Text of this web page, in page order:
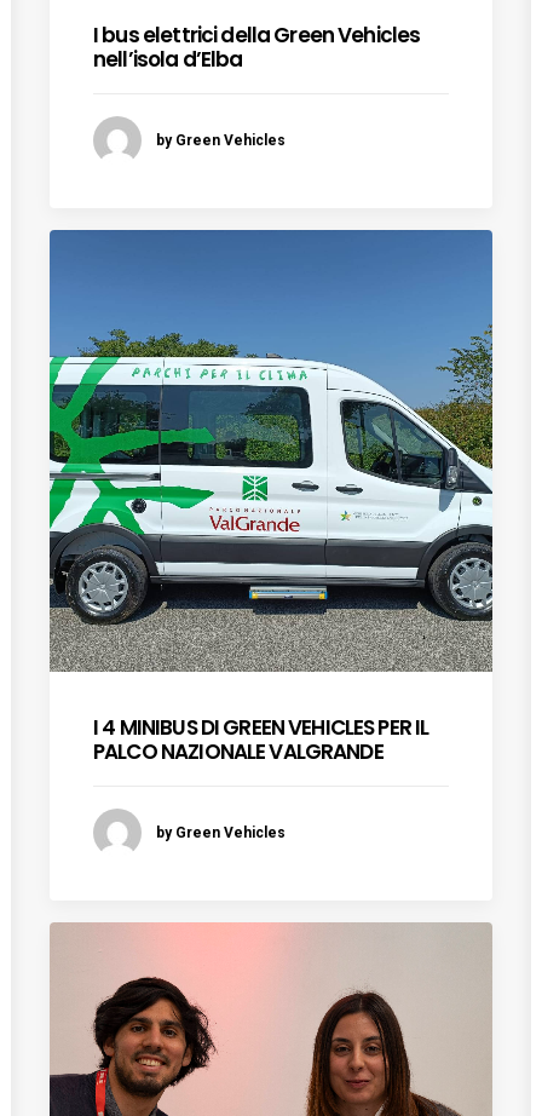
I bus elettrici della Green Vehicles
nell’isola d’Elba
by Green Vehicles
I 4 MINIBUS DI GREEN VEHICLES PER IL
PALCO NAZIONALE VALGRANDE
by Green Vehicles